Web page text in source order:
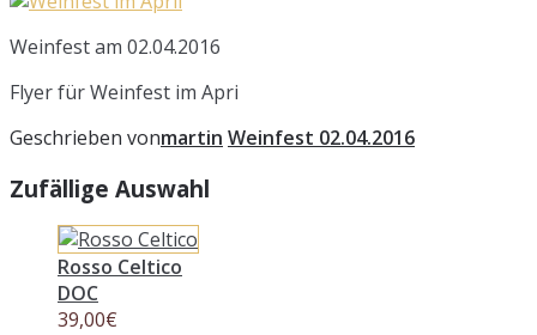
Weinfest am 02.04.2016
Flyer für Weinfest im Apri
Geschrieben vonmartin Weinfest 02.04.2016
Zufällige Auswahl
Rosso Celtico
DOC
39,00€